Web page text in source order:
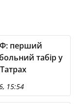
перший
табір у
15:54